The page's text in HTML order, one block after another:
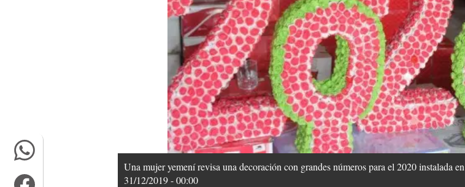
Una mujer yemení revisa una decoración con grandes números para el 2020 instalada
31/12/2019 - 00:00